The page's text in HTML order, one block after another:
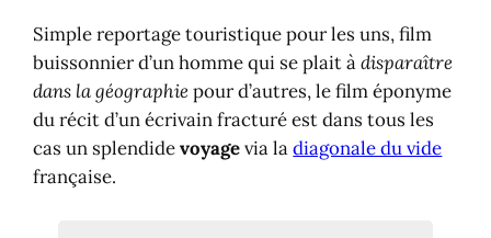
Simple reportage touristique pour les uns, film
buissonnier d’un homme qui se plait àdisparaître
dans la géographiepour d’autres, le film éponyme
du récit d’un écrivain fracturé est dans tous les
cas un splendidevoyagevia ladiagonale du vide
française.